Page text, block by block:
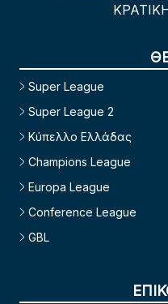
Super League
Super League 2
Κύπελλο Ελλάδας
Champions League
Europa League
Conference League
GBL